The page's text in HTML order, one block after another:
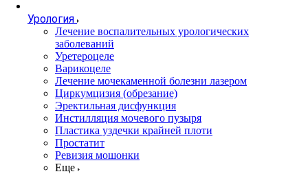
Урология
Лечение воспалительных урологических
заболеваний
Уретероцеле
Варикоцеле
Лечение мочекаменной болезни лазером
Циркумцизия (обрезание)
Эректильная дисфункция
Инстилляция мочевого пузыря
Пластика уздечки крайней плоти
Простатит
Ревизия мошонки
Еще